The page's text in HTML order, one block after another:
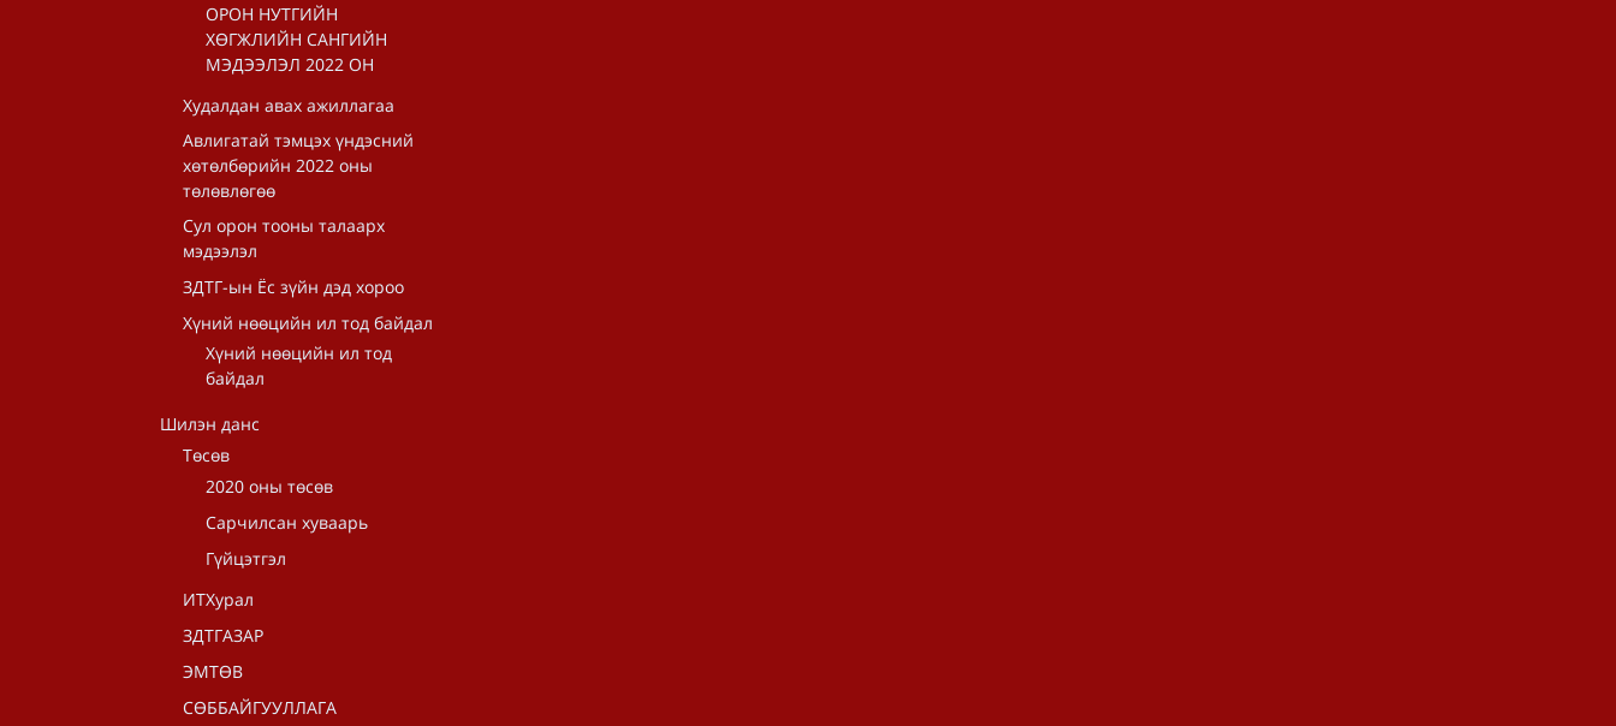
ОРОН НУТГИЙН
ХӨГЖЛИЙН САНГИЙН
МЭДЭЭЛЭЛ 2022 ОН
Худалдан авах ажиллагаа
Авлигатай тэмцэх үндэсний
хөтөлбөрийн 2022 оны
төлөвлөгөө
Сул орон тооны талаарх
мэдээлэл
ЗДТГ-ын Ёс зүйн дэд хороо
Хүний нөөцийн ил тод байдал
Хүний нөөцийн ил тод
байдал
Шилэн данс
Төсөв
2020 оны төсөв
Сарчилсан хуваарь
Гүйцэтгэл
ИТХурал
ЗДТГАЗАР
ЭМТӨВ
СӨББАЙГУУЛЛАГА